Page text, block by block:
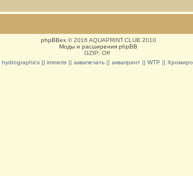
phpBBex© 2016 AQUAPRINT.CLUB 2010
Моды и расширения phpBB
GZIP: Off
|| immeris || аквапечать || аквапринт || WTP ||